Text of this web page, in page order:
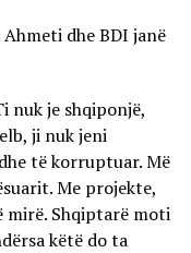
dhe BDI janë
nuk je shqiponjë,
ji nuk jeni
të korruptuar. Më
Me projekte,
mirë. Shqiptarë moti
këtë do ta